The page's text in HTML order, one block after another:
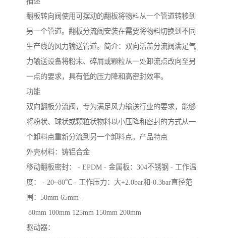
翻板转向阀使用可摆动的翻板将物料从一个管道转移到
另一个管道。翻板分流阀安装在需要将物料切换到不同
生产线的风力输送管道。简介：双向活盖分流阀满足气
力输送设备将粉末、碎屑或颗粒从一处卸流点改向至另
一点的要求，具有低的压力降和高密封效率。
功能
双向翻板分流阀，专为满足风力输送行业的要求，能够
将粉状、球状或颗粒状物料以小压降和密封的方式从一
个卸料点重新分流到另一个卸料点。产品特点
外壳材料：铸铝合金
移动翻板密封： - EPDM - 金属板：304不锈钢 - 工作温
度： - 20~80℃ - 工作压力：大+2.0bar和-0.3bar直径范
围：50mm 65mm –
80mm 100mm 125mm 150mm 200mm
驱动器：